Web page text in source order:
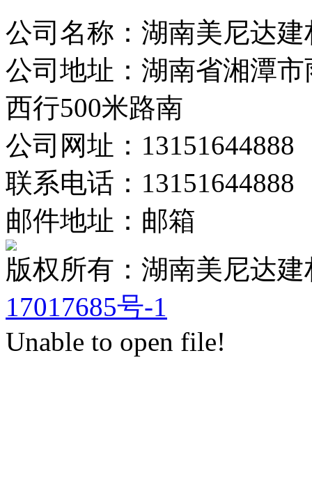
公司名称：湖南美尼达
公司地址：湖南省湘潭
西行500米路南
公司网址：13151644888
联系电话：13151644888
邮件地址：邮箱
版权所有：湖南美尼
17017685号-1
Unable to open file!